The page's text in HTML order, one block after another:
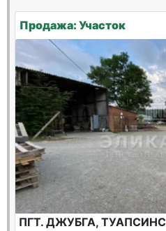
Продажа: Участок
ПГТ. ДЖУБГА,